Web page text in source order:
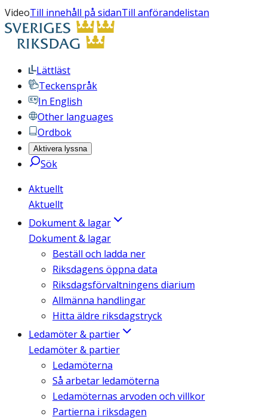
VideoTill innehåll på sidanTill anförandelistan
Lättläst
Teckenspråk
In English
Other languages
Ordbok
Aktivera lyssna
Sök
Aktuellt
Aktuellt
Dokument & lagar
Dokument & lagar
Beställ och ladda ner
Riksdagens öppna data
Riksdagsförvaltningens diarium
Allmänna handlingar
Hitta äldre riksdagstryck
Ledamöter & partier
Ledamöter & partier
Ledamöterna
Så arbetar ledamöterna
Ledamöternas arvoden och villkor
Partierna i riksdagen